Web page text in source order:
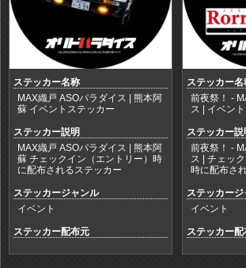
ステッカー名称
MAX織戸 ASOパラダイス | 熊本阿
蘇 イベントステッカー
ステッカー説明
MAX織戸 ASOパラダイス | 熊本阿
蘇 チェックイン（エントリー）時
に配布されるステッカー
ステッカージャンル
イベント
ステッカー配布元
ステッカー名
前夜祭！ -
ス | イベン
ステッカー説
前夜祭！ -
ス | チェッ
時に配布さ
ステッカー
イベント
ステッカー配